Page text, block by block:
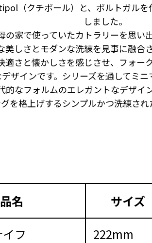
（クチポール）と、ポルトガル
しました。
家で使っていたカトラリーを思い
美しさとモダンな洗練を見事に融合
さと懐かしさを感じさせ、フォー
ザインです。シリーズを通してミ
なフォルムのエレガントなデザイ
を格上げするシンプルかつ洗練され
品名 サイズ
フ 222mm